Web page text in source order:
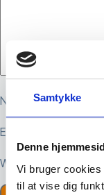
Samtykke
Denne
Vi bruger
til at vise dig
Navn
E-mail
Websted